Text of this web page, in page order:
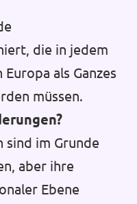
die in jedem
als Ganzes
müssen.
sind im Grunde
aber ihre
Ebene